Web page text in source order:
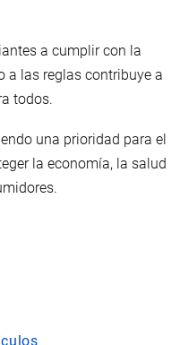
a cumplir con la
a las reglas contribuye a
todos.
una prioridad para el
la economía, la salud